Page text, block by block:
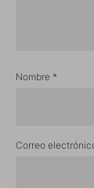
Nombre *
Correo